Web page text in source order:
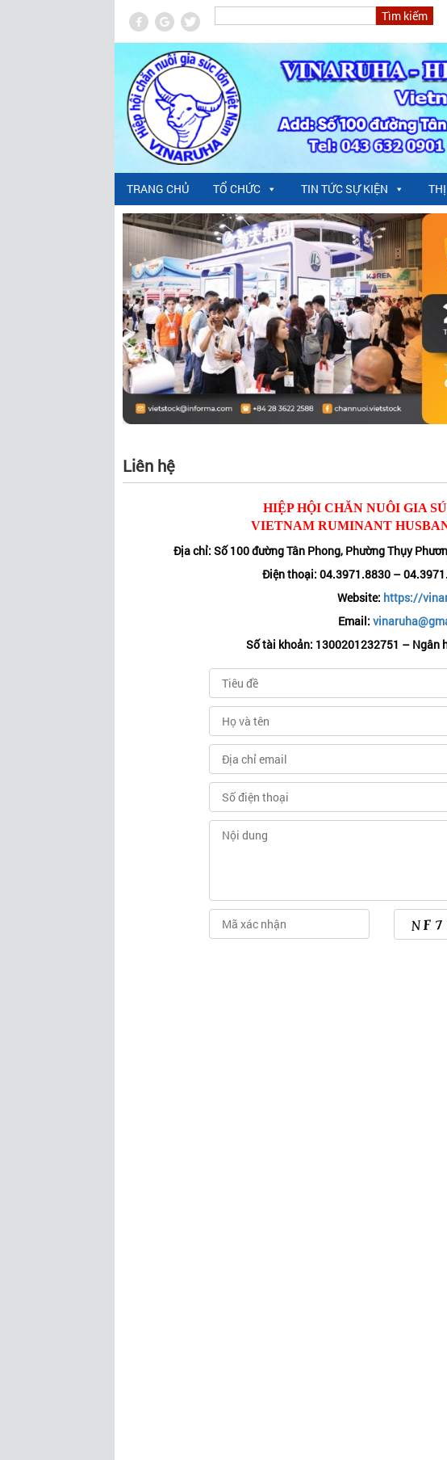
TRANG CHỦ TỔ CHỨC TIN TỨC SỰ KIỆN
Liên hệ
HIỆP HỘI CHĂN NUÔI GIA
VIETNAM RUMINANT
Địa chỉ: Số 100 đường Tân Phong, Phường Thụy
Điện thoại: 04.3971.8830 –
Website: https://
Email:
Số tài khoản: 1300201232751 – Ngân